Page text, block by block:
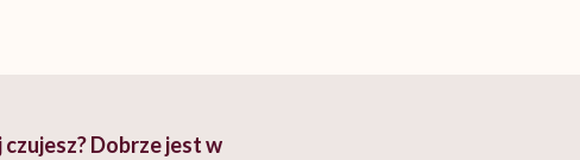
Dobrze jest w